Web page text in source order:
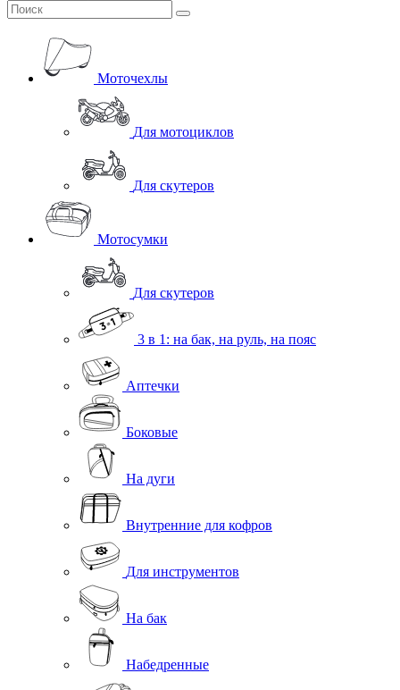
Моточехлы
Для мотоциклов
Для скутеров
Мотосумки
Для скутеров
3 в 1: на бак, на руль, на пояс
Аптечки
Боковые
На дуги
Внутренние для кофров
Для инструментов
На бак
Набедренные